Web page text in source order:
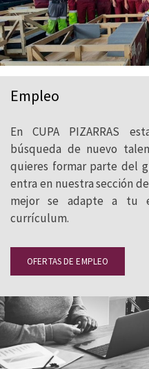
Empleo
En CUPA PIZARRAS
búsqueda de nuevo
quieres formar parte del
entra en nuestra sección
mejor se adapte a tu
currículum.
OFERTAS DE EMPLEO